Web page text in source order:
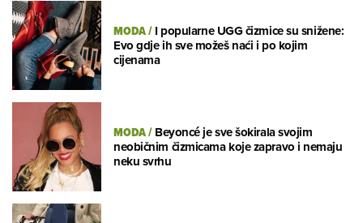
MODA/I popularne UGG čizmice su snižene:
Evo gdje ih sve možeš naći i po kojim
cijenama
MODA/Beyoncé je sve šokirala svojim
neobičnim čizmicama koje zapravo i nemaju
neku svrhu